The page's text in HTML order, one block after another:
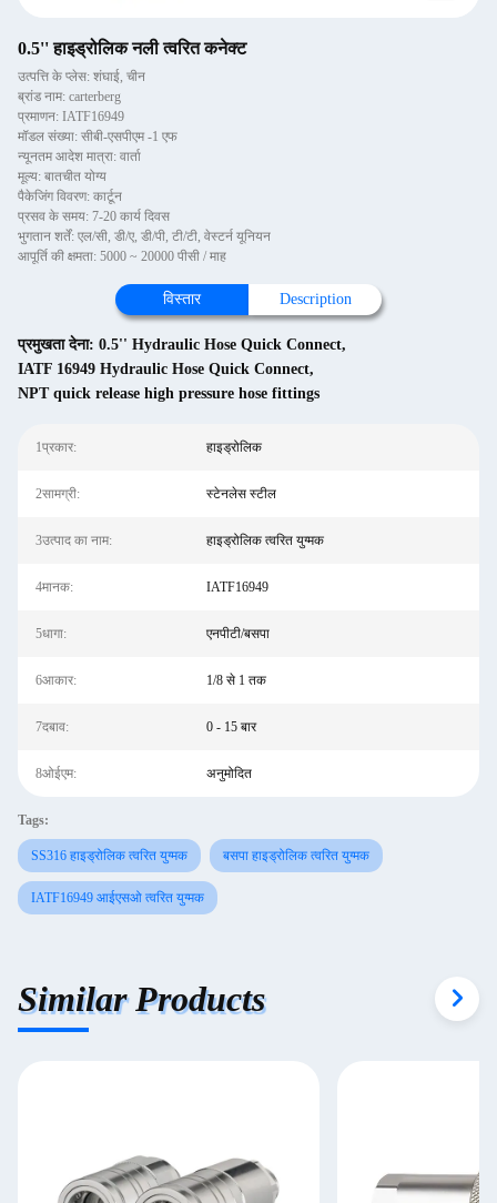
0.5'' हाइड्रोलिक नली त्वरित कनेक्ट
उत्पत्ति के प्लेस: शंघाई, चीन
ब्रांड नाम: carterberg
प्रमाणन: IATF16949
मॉडल संख्या: सीबी-एसपीएम -1 एफ
न्यूनतम आदेश मात्रा: वार्ता
मूल्य: बातचीत योग्य
पैकेजिंग विवरण: कार्टून
प्रसव के समय: 7-20 कार्य दिवस
भुगतान शर्तें: एल/सी, डी/ए, डी/पी, टी/टी, वेस्टर्न यूनियन
आपूर्ति की क्षमता: 5000 ~ 20000 पीसी / माह
विस्तार Description
प्रमुखता देना: 0.5'' Hydraulic Hose Quick Connect,
IATF 16949 Hydraulic Hose Quick Connect,
NPT quick release high pressure hose fittings
1प्रकार: हाइड्रोलिक
2सामग्री: स्टेनलेस स्टील
3उत्पाद का नाम: हाइड्रोलिक त्वरित युग्मक
4मानक: IATF16949
5धागा: एनपीटी/बसपा
6आकार: 1/8 से 1 तक
7दबाव: 0 - 15 बार
8ओईएम: अनुमोदित
Tags:
SS316 हाइड्रोलिक त्वरित युग्मक बसपा हाइड्रोलिक त्वरित युग्मक
IATF16949 आईएसओ त्वरित युग्मक
Similar Products